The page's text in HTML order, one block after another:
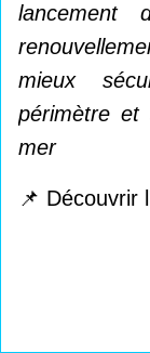
lancement
mieux
périmètre
mer
📌 Découvrir